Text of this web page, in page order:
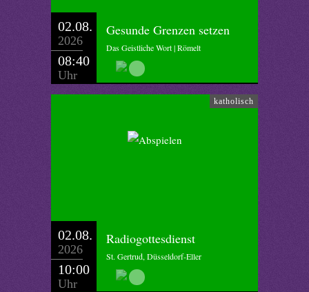
02.08.
2026
08:40
Uhr
Gesunde Grenzen setzen
Das Geistliche Wort | Römelt
katholisch
02.08.
2026
10:00
Uhr
Radiogottesdienst
St. Gertrud, Düsseldorf-Eller